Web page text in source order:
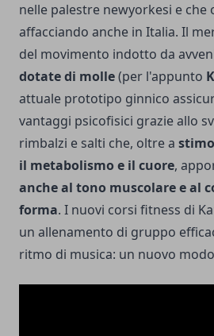
nelle palestre newyorkesi e che
affacciando anche in Italia. Il
del movimento indotto da
dotate di molle(per l'appunto
attuale prototipo ginnico
vantaggi psicofisici grazie allo
rimbalzi e salti che, oltre a
il metabolismo e il cuore,
anche al tono muscolare e al
forma. I nuovi corsi fitness di
un allenamento di gruppo
ritmo di musica: un nuovo